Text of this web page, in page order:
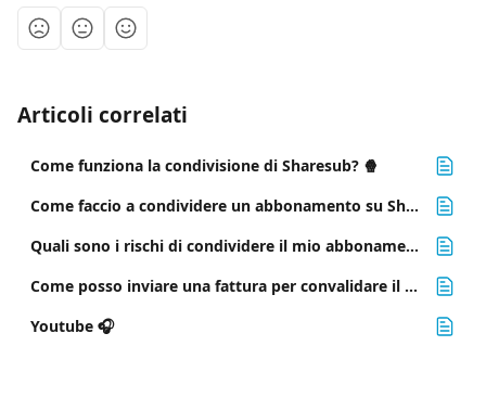
Articoli correlati
Come funziona la condivisione di Sharesub? 🍿
Come faccio a condividere un abbonamento su Sharesub?
Quali sono i rischi di condividere il mio abbonamento? ⚠️
Come posso inviare una fattura per convalidare il mio abbonamento?
Youtube 🎧